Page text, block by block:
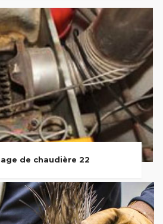
de chaudière 22